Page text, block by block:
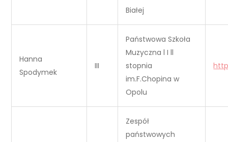
Białej
Hanna
Spodymek
III
Państwowa Szkoła
Muzyczna l I ll
stopnia
im.F.Chopina w
Opolu
Zespół
państwowych